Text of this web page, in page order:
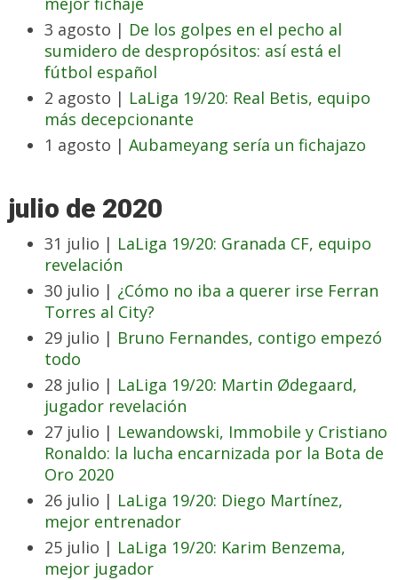
3 agosto | De los golpes en el pecho al
sumidero de despropósitos: así está el
fútbol español
2 agosto | LaLiga 19/20: Real Betis, equipo
más decepcionante
1 agosto | Aubameyang sería un fichajazo
julio de 2020
31 julio | LaLiga 19/20: Granada CF, equipo
revelación
30 julio | ¿Cómo no iba a querer irse Ferran
Torres al City?
29 julio | Bruno Fernandes, contigo empezó
todo
28 julio | LaLiga 19/20: Martin Ødegaard,
jugador revelación
27 julio | Lewandowski, Immobile y Cristiano
Ronaldo: la lucha encarnizada por la Bota de
Oro 2020
26 julio | LaLiga 19/20: Diego Martínez,
mejor entrenador
25 julio | LaLiga 19/20: Karim Benzema,
mejor jugador